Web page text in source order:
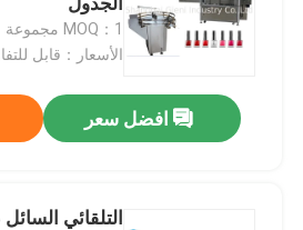
MOQ：1 مجموعة
الأسعار：قابل
افضل سعر
التلقائي